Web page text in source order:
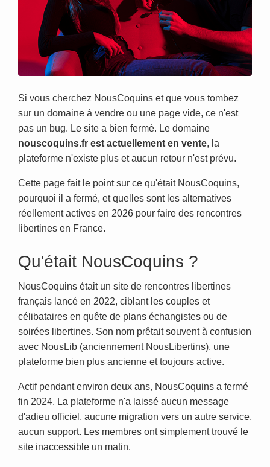
Si vous cherchez NousCoquins et que vous tombez
sur un domaine à vendre ou une page vide, ce n'est
pas un bug. Le site a bien fermé. Le domaine
nouscoquins.fr est actuellement en vente, la
plateforme n'existe plus et aucun retour n'est prévu.
Cette page fait le point sur ce qu'était NousCoquins,
pourquoi il a fermé, et quelles sont les alternatives
réellement actives en 2026 pour faire des rencontres
libertines en France.
Qu'était NousCoquins ?
NousCoquins était un site de rencontres libertines
français lancé en 2022, ciblant les couples et
célibataires en quête de plans échangistes ou de
soirées libertines. Son nom prêtait souvent à confusion
avec NousLib (anciennement NousLibertins), une
plateforme bien plus ancienne et toujours active.
Actif pendant environ deux ans, NousCoquins a fermé
fin 2024. La plateforme n'a laissé aucun message
d'adieu officiel, aucune migration vers un autre service,
aucun support. Les membres ont simplement trouvé le
site inaccessible un matin.